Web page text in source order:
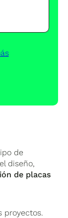
de
diseño,
de placas
proyectos.